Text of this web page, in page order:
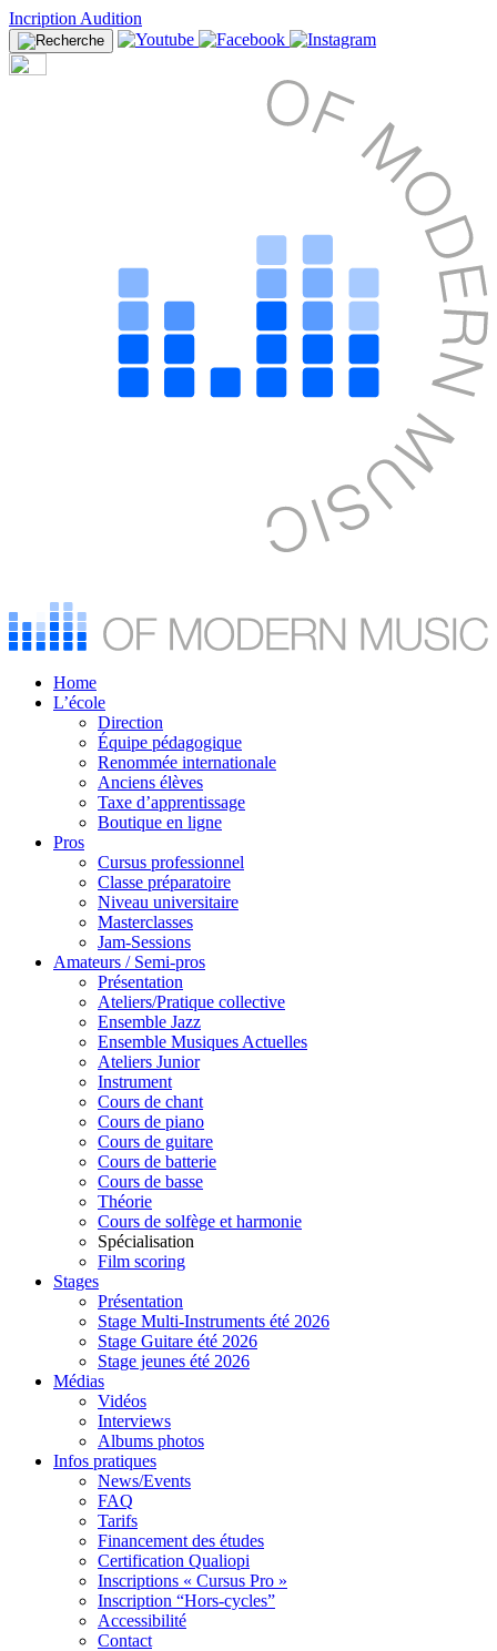
Incription Audition
Home
L’école
Direction
Équipe pédagogique
Renommée internationale
Anciens élèves
Taxe d’apprentissage
Boutique en ligne
Pros
Cursus professionnel
Classe préparatoire
Niveau universitaire
Masterclasses
Jam-Sessions
Amateurs / Semi-pros
Présentation
Ateliers/Pratique collective
Ensemble Jazz
Ensemble Musiques Actuelles
Ateliers Junior
Instrument
Cours de chant
Cours de piano
Cours de guitare
Cours de batterie
Cours de basse
Théorie
Cours de solfège et harmonie
Spécialisation
Film scoring
Stages
Présentation
Stage Multi-Instruments été 2026
Stage Guitare été 2026
Stage jeunes été 2026
Médias
Vidéos
Interviews
Albums photos
Infos pratiques
News/Events
FAQ
Tarifs
Financement des études
Certification Qualiopi
Inscriptions « Cursus Pro »
Inscription “Hors-cycles”
Accessibilité
Contact